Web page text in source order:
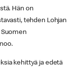
Hän on
tehden Lohjan
Suomen
kehittyä ja edetä